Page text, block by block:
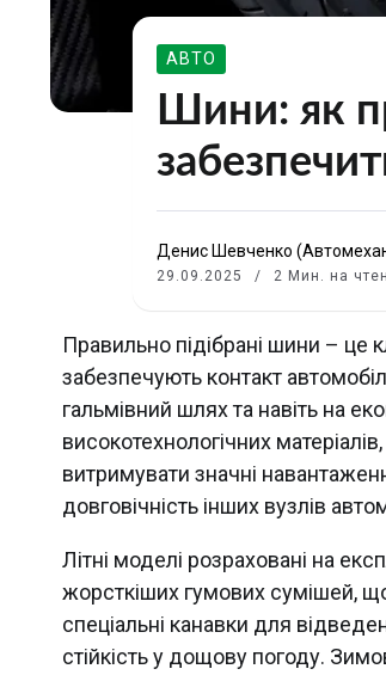
АВТО
Шини: як
Денис Шевченко
29.09.2025 2 Мин. на
Правильно підібрані шини –
забезпечують контакт
гальмівний шлях та навіть на
високотехнологічних
витримувати значні
довговічність інших вузлів
Літні моделі розраховані на
жорсткіших гумових сумішей,
спеціальні канавки для
стійкість у дощову погоду.